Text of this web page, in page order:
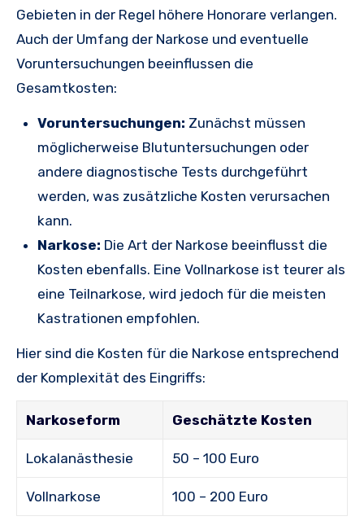
Gebieten in der Regel höhere Honorare verlangen.
Auch der Umfang der Narkose und eventuelle
Voruntersuchungen beeinflussen die
Gesamtkosten:
Voruntersuchungen: Zunächst müssen
möglicherweise Blutuntersuchungen oder
andere diagnostische Tests durchgeführt
werden, was zusätzliche Kosten verursachen
kann.
Narkose: Die Art der Narkose beeinflusst die
Kosten ebenfalls. Eine Vollnarkose ist teurer als
eine Teilnarkose, wird jedoch für die meisten
Kastrationen empfohlen.
Hier sind die Kosten für die Narkose entsprechend
der Komplexität des Eingriffs:
Narkoseform Geschätzte Kosten
Lokalanästhesie 50 – 100 Euro
Vollnarkose 100 – 200 Euro